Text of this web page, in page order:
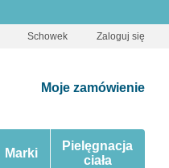
Schowek Zaloguj się
Moje zamówienie
Marki
Pielęgnacja
ciała